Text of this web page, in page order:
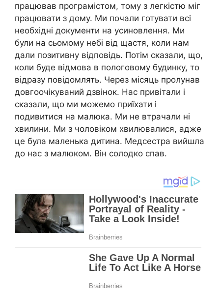
працював програмістом, тому з легкістю міг
працювати з дому. Ми почали готувати всі
необхідні документи на усиновлення. Ми
були на сьомому небі від щастя, коли нам
дали позитивну відповідь. Потім сказали, що,
коли буде відмова в пологовому будинку, то
відразу повідомлять. Через місяць пролунав
довгоочікуваний дзвінок. Нас привітали і
сказали, що ми можемо приїхати і
подивитися на малюка. Ми не втрачали ні
хвилини. Ми з чоловіком хвилювалися, адже
це була маленька дитина. Медсестра вийшла
до нас з малюком. Він солодко спав.